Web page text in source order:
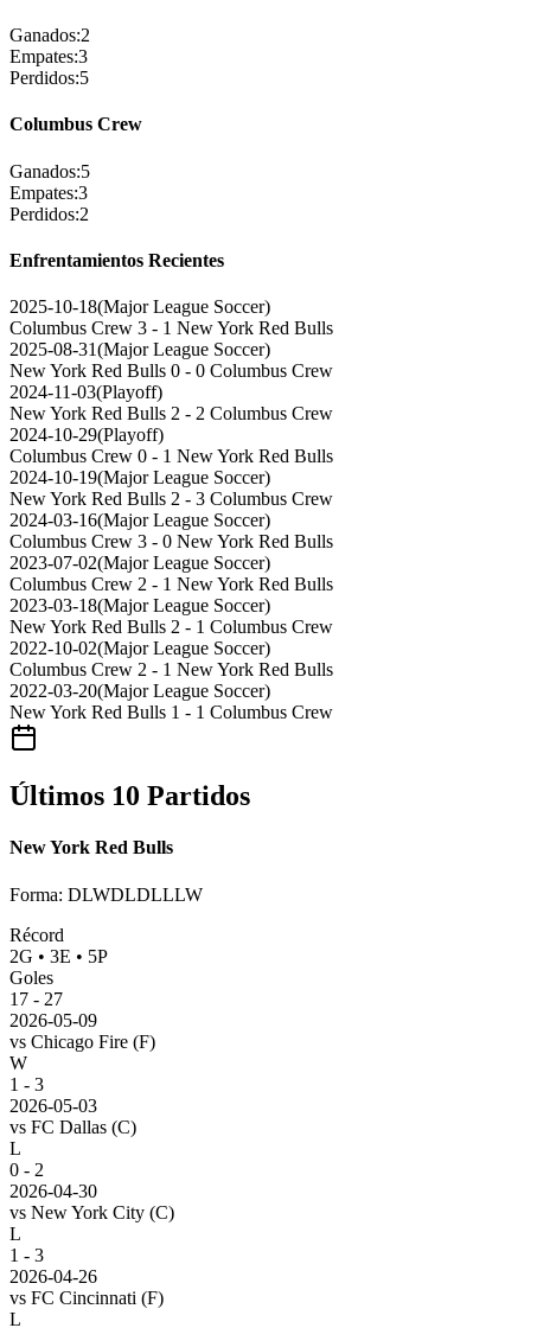
Ganados:2
Empates:3
Perdidos:5
Columbus Crew
Ganados:5
Empates:3
Perdidos:2
Enfrentamientos Recientes
2025-10-18(Major League Soccer)
Columbus Crew 3 - 1 New York Red Bulls
2025-08-31(Major League Soccer)
New York Red Bulls 0 - 0 Columbus Crew
2024-11-03(Playoff)
New York Red Bulls 2 - 2 Columbus Crew
2024-10-29(Playoff)
Columbus Crew 0 - 1 New York Red Bulls
2024-10-19(Major League Soccer)
New York Red Bulls 2 - 3 Columbus Crew
2024-03-16(Major League Soccer)
Columbus Crew 3 - 0 New York Red Bulls
2023-07-02(Major League Soccer)
Columbus Crew 2 - 1 New York Red Bulls
2023-03-18(Major League Soccer)
New York Red Bulls 2 - 1 Columbus Crew
2022-10-02(Major League Soccer)
Columbus Crew 2 - 1 New York Red Bulls
2022-03-20(Major League Soccer)
New York Red Bulls 1 - 1 Columbus Crew
Últimos 10 Partidos
New York Red Bulls
Forma: DLWDLDLLLW
Récord
2G • 3E • 5P
Goles
17 - 27
2026-05-09
vs Chicago Fire (F)
W
1 - 3
2026-05-03
vs FC Dallas (C)
L
0 - 2
2026-04-30
vs New York City (C)
L
1 - 3
2026-04-26
vs FC Cincinnati (F)
L